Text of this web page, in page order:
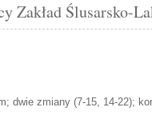
Zakład Ślusarsko-
dwie zmiany (7-15, 14-22);